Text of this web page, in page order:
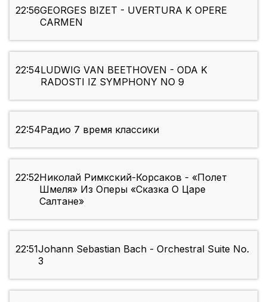
22:56GEORGES BIZET - UVERTURA K OPERE
CARMEN
22:54LUDWIG VAN BEETHOVEN - ODA K
RADOSTI IZ SYMPHONY NO 9
22:54Радио 7 время классики
22:52Николай Римкский-Корсаков - «Полет
Шмеля» Из Оперы «Сказка О Царе
Салтане»
22:51Johann Sebastian Bach - Orchestral Suite No.
3